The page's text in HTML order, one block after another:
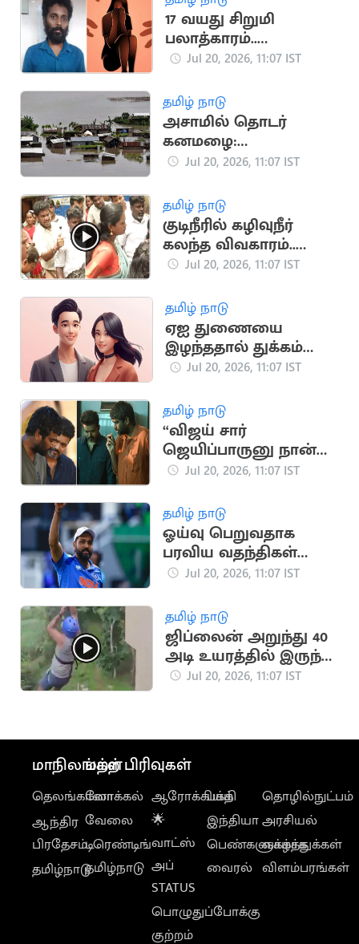
17 வயது சிறுமி
பலாத்காரம்..
குற்றவாளிக்கு 27
Jul 20, 2026, 11:07 IST
தமிழ் நாடு
அசாமில் தொடர்
கனமழை:
வெள்ளத்தில் 1.7 லட்சம்
Jul 20, 2026, 11:07 IST
தமிழ் நாடு
குடிநீரில் கழிவுநீர்
கலந்த விவகாரம்..
தவெக MLA முன்
Jul 20, 2026, 11:07 IST
தமிழ் நாடு
ஏஐ துணையை
இழந்ததால் துக்கம்
அனுசரிக்கும் சீன
Jul 20, 2026, 11:07 IST
தமிழ் நாடு
“விஜய் சார்
ஜெயிப்பாருனு நான்
நினைக்கல”..
Jul 20, 2026, 11:07 IST
தமிழ் நாடு
ஓய்வு பெறுவதாக
பரவிய வதந்திகள்
குறித்து ரோஹித்
Jul 20, 2026, 11:07 IST
தமிழ் நாடு
ஜிப்லைன் அறுந்து 40
அடி உயரத்தில் இருந்து
விழுந்த நபர்
Jul 20, 2026, 11:07 IST
மாநிலங்கள்
தெலங்கானா
ஆந்திர
பிரதேசம்
தமிழ்நாடு
மற்ற பிரிவுகள்
லோக்கல்
வேலை
டிரெண்டிங்
தமிழ்நாடு
ஆரோக்கியம்
🌟
வாட்ஸ்
அப்
STATUS
பொழுதுப்போக்கு
குற்றம்
பக்தி
இந்தியா
பெண்களுக்காக
வைரல்
தொழில்நுட்பம்
அரசியல்
வாழ்த்துக்கள்
விளம்பரங்கள்